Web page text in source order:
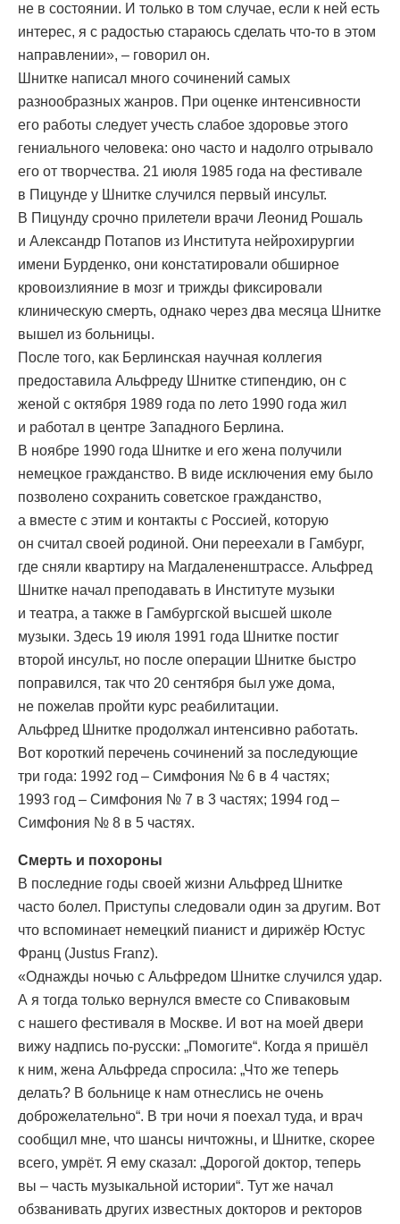
не в состоянии. И только в том случае, если к ней есть
интерес, я с радостью стараюсь сделать что-то в этом
направлении», – говорил он.
Шнитке написал много сочинений самых
разнообразных жанров. При оценке интенсивности
его работы следует учесть слабое здоровье этого
гениального человека: оно часто и надолго отрывало
его от творчества. 21 июля 1985 года на фестивале
в Пицунде у Шнитке случился первый инсульт.
В Пицунду срочно прилетели врачи Леонид Рошаль
и Александр Потапов из Института нейрохирургии
имени Бурденко, они констатировали обширное
кровоизлияние в мозг и трижды фиксировали
клиническую смерть, однако через два месяца Шнитке
вышел из больницы.
После того, как Берлинская научная коллегия
предоставила Альфреду Шнитке стипендию, он с
женой с октября 1989 года по лето 1990 года жил
и работал в центре Западного Берлина.
В ноябре 1990 года Шнитке и его жена получили
немецкое гражданство. В виде исключения ему было
позволено сохранить советское гражданство,
а вместе с этим и контакты с Россией, которую
он считал своей родиной. Они переехали в Гамбург,
где сняли квартиру на Магдалененштрассе. Альфред
Шнитке начал преподавать в Институте музыки
и театра, а также в Гамбургской высшей школе
музыки. Здесь 19 июля 1991 года Шнитке постиг
второй инсульт, но после операции Шнитке быстро
поправился, так что 20 сентября был уже дома,
не пожелав пройти курс реабилитации.
Альфред Шнитке продолжал интенсивно работать.
Вот короткий перечень сочинений за последующие
три года: 1992 год – Симфония № 6 в 4 частях;
1993 год – Симфония № 7 в 3 частях; 1994 год –
Симфония № 8 в 5 частях.
Смерть и похороны
В последние годы своей жизни Альфред Шнитке
часто болел. Приступы следовали один за другим. Вот
что вспоминает немецкий пианист и дирижёр Юстус
Франц (Justus Franz).
«Однажды ночью с Альфредом Шнитке случился удар.
А я тогда только вернулся вместе со Спиваковым
с нашего фестиваля в Москве. И вот на моей двери
вижу надпись по-русски: „Помогите“. Когда я пришёл
к ним, жена Альфреда спросила: „Что же теперь
делать? В больнице к нам отнеслись не очень
доброжелательно“. В три ночи я поехал туда, и врач
сообщил мне, что шансы ничтожны, и Шнитке, скорее
всего, умрёт. Я ему сказал: „Дорогой доктор, теперь
вы – часть музыкальной истории“. Тут же начал
обзванивать других известных докторов и ректоров